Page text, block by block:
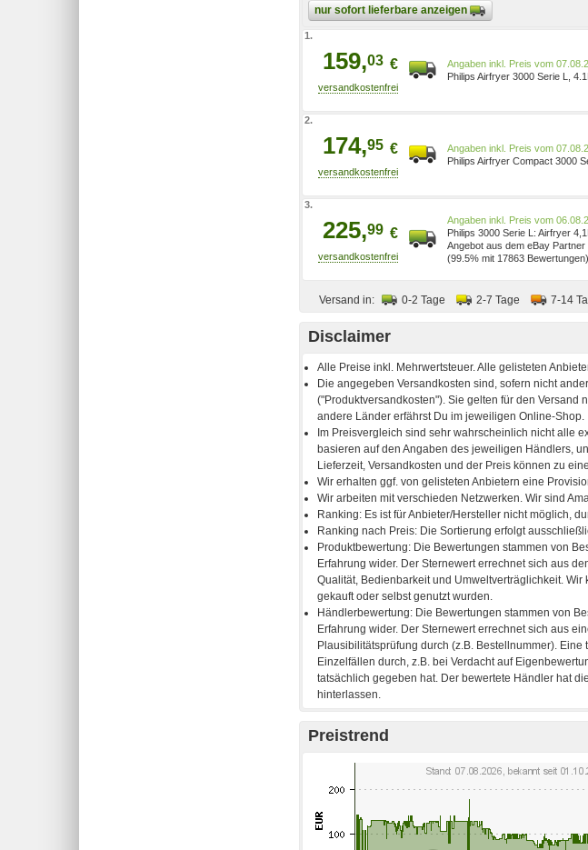
nur sofort lieferbare anzeigen
1.
159,03 €
Preis vom
Philips Airfryer 3000 Serie L,
2.
174,95 €
Preis vom
Philips Airfryer Compact 3000
3.
225,99 €
Preis vom
Philips 3000 Serie L: Airfryer
Weniger Fett HD9252/90
Angebot aus dem eBay
(99.5% mit 17863 Bewertungen)
Versand in: 0-2 Tage 2-7 Tage 7-14
Disclaimer
Preistrend